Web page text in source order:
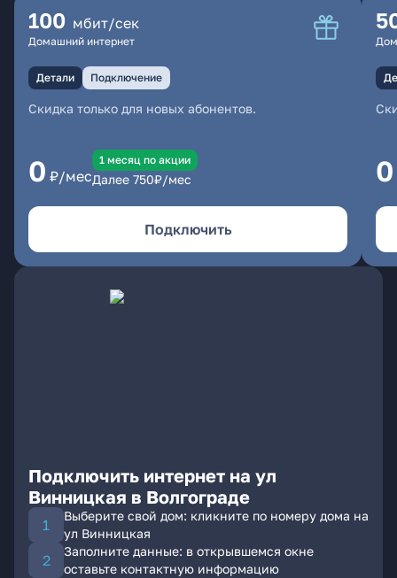
100 мбит/сек
Домашний интернет
Детали Подключение
Скидка только для новых абонентов.
0 ₽/мес
1 месяц по акции
Далее 750₽/мес
Подключить
0
Подключить интернет на ул
Винницкая в Волгограде
Выберите свой дом: кликните по номеру дома на
ул Винницкая
Заполните данные: в открывшемся окне
оставьте контактную информацию